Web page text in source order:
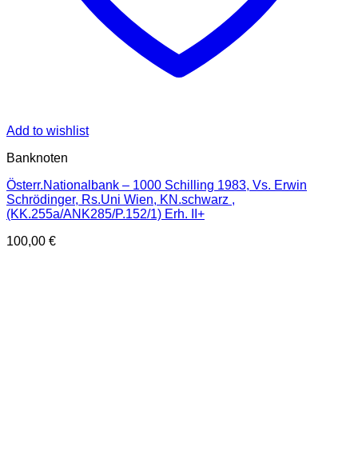
Add to wishlist
Banknoten
Österr.Nationalbank – 1000 Schilling 1983, Vs. Erwin
Schrödinger, Rs.Uni Wien, KN.schwarz ,
(KK.255a/ANK285/P.152/1) Erh. II+
100,00 €